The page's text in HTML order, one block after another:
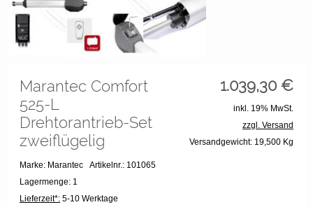
1.039,30 €
Marantec Comfort
525-L
Drehtorantrieb-Set
zweiflügelig
Marke: Marantec Artikelnr.: 101065
Lagermenge: 1
Lieferzeit*: 5-10 Werktage
inkl. 19% MwSt.
zzgl. Versand
Versandgewicht: 19,500 Kg